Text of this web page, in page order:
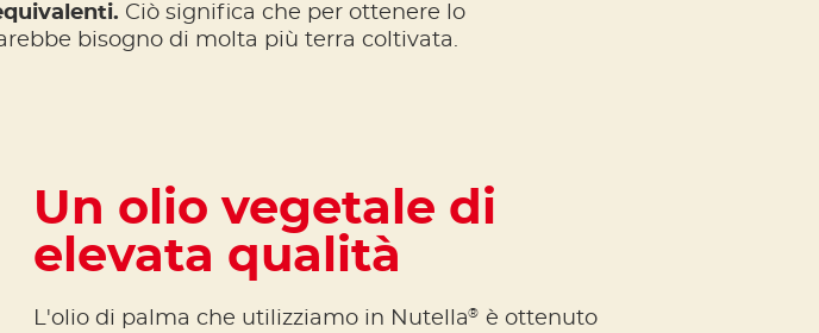
Ciò significa che per ottenere lo
bisogno di molta più terra coltivata.
Un olio vegetale di
elevata qualità
L'olio di palma che utilizziamo in Nutella® è ottenuto